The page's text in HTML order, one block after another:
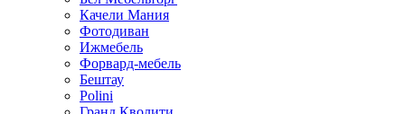
Качели Мания
Фотодиван
Ижмебель
Форвард-мебель
Бештау
Polini